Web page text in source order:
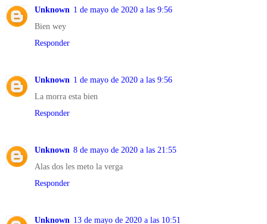
Unknown 1 de mayo de 2020 a las 9:56
Bien wey
Responder
Unknown 1 de mayo de 2020 a las 9:56
La morra esta bien
Responder
Unknown 8 de mayo de 2020 a las 21:55
Alas dos les meto la verga
Responder
Unknown 13 de mayo de 2020 a las 10:51